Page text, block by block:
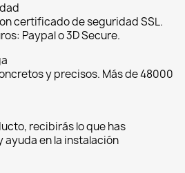
certificado de seguridad SSL.
Paypal o 3D Secure.
y precisos. Más de 48000
recibirás lo que has
en la instalación